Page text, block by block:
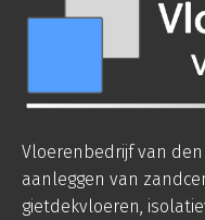
Vloerenbedrijf van
aanleggen van
gietdekvloeren,